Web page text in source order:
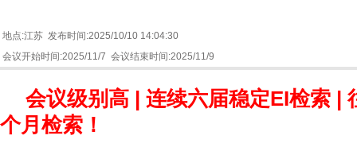
地点:江苏 发布时间:2025/10/10 14:04:30
会议开始时间:2025/11/7 会议结束时间:2025/11/9
会议级别高 | 连续六届稳定EI检索 |
个月检索！